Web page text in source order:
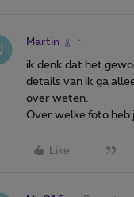
Martin
ik denk dat het
details van ik ga
over weten.
Over welke foto heb
Like